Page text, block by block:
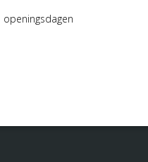
openingsdagen